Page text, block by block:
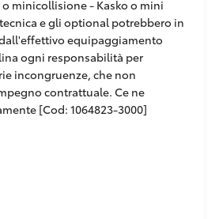
minicollisione - Kasko o mini
e gli optional potrebbero in
equipaggiamento
ogni responsabilità per
incongruenze, che non
contrattuale. Ce ne
[Cod: 1064823-3000]